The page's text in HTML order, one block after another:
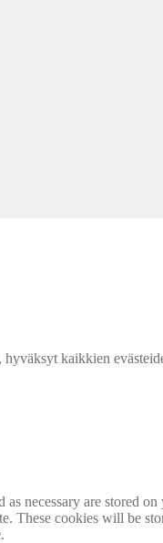
kaikkien
necessary are stored
These cookies will be